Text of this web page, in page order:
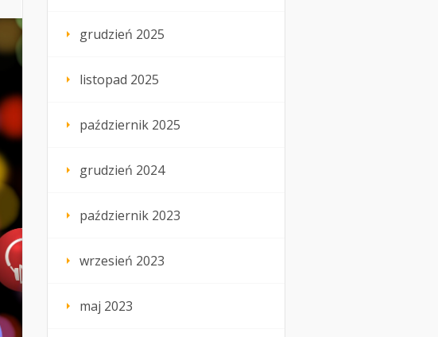
grudzień 2025
listopad 2025
październik 2025
grudzień 2024
październik 2023
wrzesień 2023
maj 2023